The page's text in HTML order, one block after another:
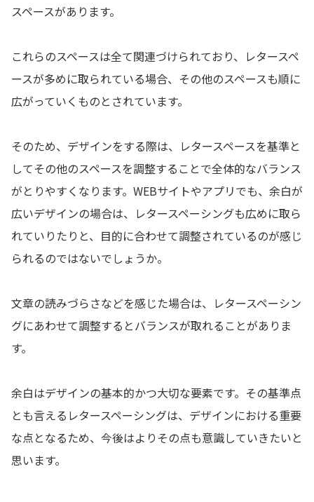
スペースがあります。
これらのスペースは全て関連づけられており、レタースペ
ースが多めに取られている場合、その他のスペースも順に
広がっていくものとされています。
そのため、デザインをする際は、レタースペースを基準と
してその他のスペースを調整することで全体的なバランス
がとりやすくなります。WEBサイトやアプリでも、余白が
広いデザインの場合は、レタースペーシングも広めに取ら
れていりたりと、目的に合わせて調整されているのが感じ
られるのではないでしょうか。
文章の読みづらさなどを感じた場合は、レタースペーシン
グにあわせて調整するとバランスが取れることがありま
す。
余白はデザインの基本的かつ大切な要素です。その基準点
とも言えるレタースペーシングは、デザインにおける重要
な点となるため、今後はよりその点も意識していきたいと
思います。